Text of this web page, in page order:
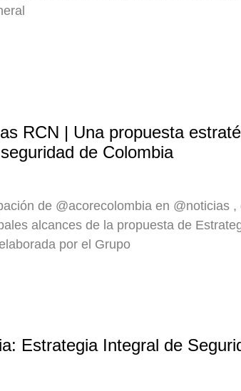
RCN | Una propuesta
de Colombia
de ‪@acorecolombia‬ en ‪@noticias‬ ,
alcances de la propuesta de
por el Grupo
Estrategia Integral de